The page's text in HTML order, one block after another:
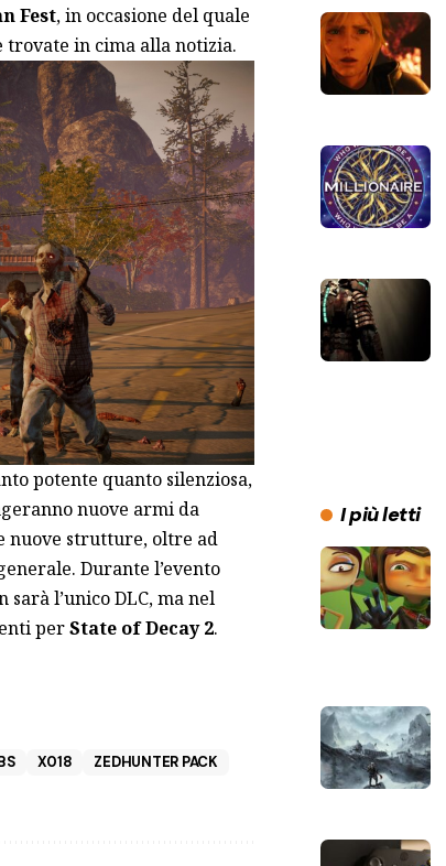
Fest, in occasione del quale
in cima alla notizia.
potente quanto silenziosa,
nuove armi da
nuove strutture, oltre ad
Durante l’evento
l’unico DLC, ma nel
perState of Decay 2.
X018
ZEDHUNTER PACK
I più letti